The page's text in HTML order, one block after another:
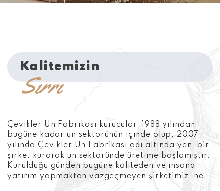
Kalitemizin
Sırrı
Çevikler Un Fabrikası kurucuları 1988 yılından
bugüne kadar un sektörünün içinde olup; 2007
yılında Çevikler Un Fabrikası adı altında yeni bir
şirket kurarak un sektöründe üretime başlamıştır.
Kurulduğu günden bugüne kaliteden ve insana
yatırım yapmaktan vazgeçmeyen şirketimiz, he...